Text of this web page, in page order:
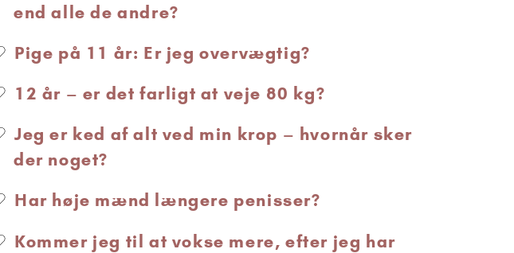
end alle de andre?
Pige på 11 år: Er jeg overvægtig?
12 år – er det farligt at veje 80 kg?
Jeg er ked af alt ved min krop – hvornår sker
der noget?
Har høje mænd længere penisser?
Kommer jeg til at vokse mere, efter jeg har